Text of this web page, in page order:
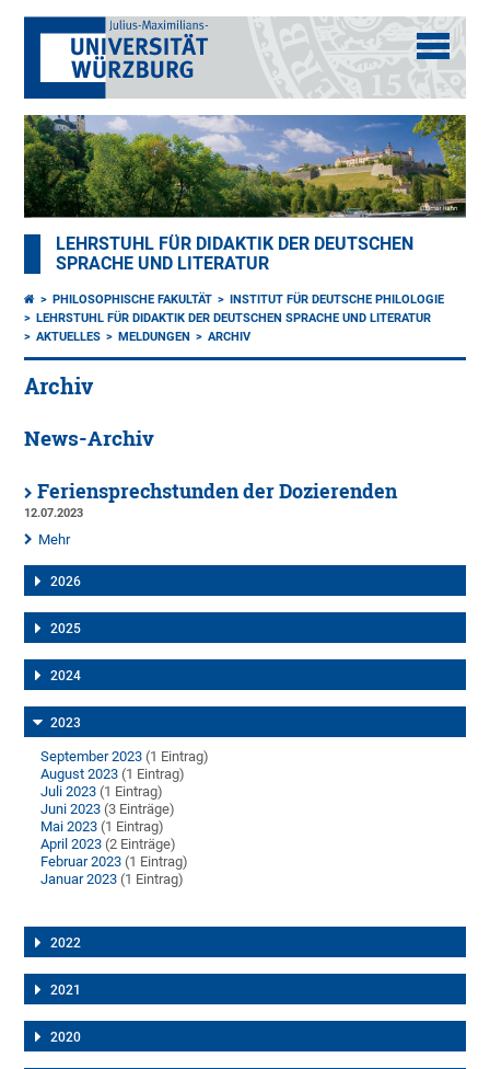
LEHRSTUHL FÜR DIDAKTIK DER DEUTSCHEN
SPRACHE UND LITERATUR
PHILOSOPHISCHE FAKULTÄT
INSTITUT FÜR DEUTSCHE PHILOLOGIE
LEHRSTUHL FÜR DIDAKTIK DER DEUTSCHEN SPRACHE UND LITERATUR
AKTUELLES
MELDUNGEN ARCHIV
Archiv
News-Archiv
Feriensprechstunden der Dozierenden
12.07.2023
Mehr
2026
2025
2024
2023
September 2023 (1 Eintrag)
August 2023 (1 Eintrag)
Juli 2023 (1 Eintrag)
Juni 2023 (3 Einträge)
Mai 2023 (1 Eintrag)
April 2023 (2 Einträge)
Februar 2023 (1 Eintrag)
Januar 2023 (1 Eintrag)
2022
2021
2020